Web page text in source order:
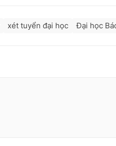
xét tuyển đại học Đại học